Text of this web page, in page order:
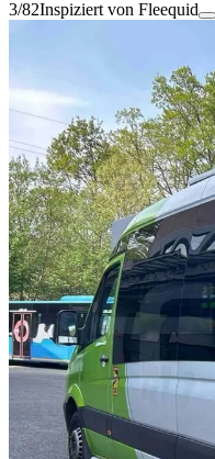
3/82Inspiziert von Fleequid